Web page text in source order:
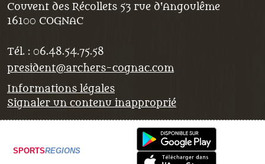
Couvent des Récollets 53 rue d'Angoulême
16100 COGNAC
Tél. : 06.48.54.75.58
president@archers-cognac.com
Informations légales
Signaler un contenu inapproprié
SPORTSREGIONS